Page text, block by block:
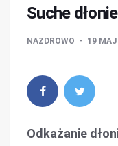
Suche
NAZDROWO 19 MAJ
Odkażanie